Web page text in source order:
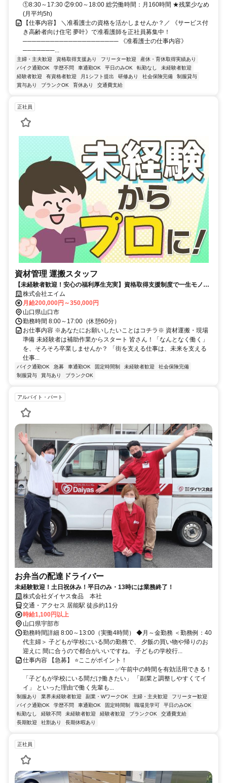
①8:30～17:30 ②9:00～18:00 総労働時間：月160時間 ★残業少なめ
(月平均5h)
【仕事内容】 ＼准看護士の資格を活かしませんか？／ 《サービス付
き高齢者向け住宅 夢叶》で准看護師を正社員募集中！
───────────────────── 《准看護士の仕事内容》
───────...
主婦・主夫歓迎 資格取得支援あり フリーター歓迎
産休・育休取得実績あり
バイク通勤OK
学歴不問 車通勤OK 平日のみOK 転勤なし
未経験者歓迎
経験者歓迎
有資格者歓迎 月1シフト提出 研修あり 社会保険完備
制服貸与
賞与あり
ブランクOK 育休あり 交通費支給
正社員
資材管理 運搬スタッフ
【未経験者歓迎！安心の福利厚生充実】資格取得支援制度で一生モノの
技術が身につく資材管理 運搬スタッフ
株式会社エイム
月給200,000円～350,000円
山口県山口市
勤務時間 8:00～17:00（休憩60分）
お仕事内容 ※あなたにお願いしたいことはコチラ※ 資材運搬・現場
準備 未経験者は補助作業からスタート 皆さん！「なんとなく働く」
を、そろそろ卒業しませんか？ 「街を支える仕事は、未来を支える
仕事...
バイク通勤OK 急募 車通勤OK 固定時間制 未経験者歓迎
社会保険完備
制服貸与
賞与あり ブランクOK
アルバイト・パート
お弁当の配達ドライバー
未経験歓迎！土日祝休み！平日のみ・13時には業務終了！
株式会社ダイヤス食品 本社
交通・アクセス 居能駅 徒歩約11分
時給1,100円以上
山口県宇部市
勤務時間詳細 8:00～13:00（実働4時間） ◆月～金勤務 ＜勤務例：40
代主婦＞ 子どもが学校にいる間の勤務で、 夕飯の買い物や帰りのお
迎えに 間に合うので都合がいいですね。 子どもの学校行...
仕事内容 【急募】 ⭐ここがポイント！
――――――――――――――― ✅午前中の時間を有効活用できる！
「子どもが学校にいる間だけ働きたい」 「副業と調整しやすくてイ
イ」 といった理由で働く先輩も...
制服あり 業界未経験者歓迎 副業・WワークOK 主婦・主夫歓迎
フリーター歓迎
バイク通勤OK
学歴不問 車通勤OK 固定時間制 職場見学可
平日のみOK
転勤なし
経験不問 未経験者歓迎 経験者歓迎 ブランクOK
交通費支給
長期歓迎
社割あり 長期休暇あり
正社員